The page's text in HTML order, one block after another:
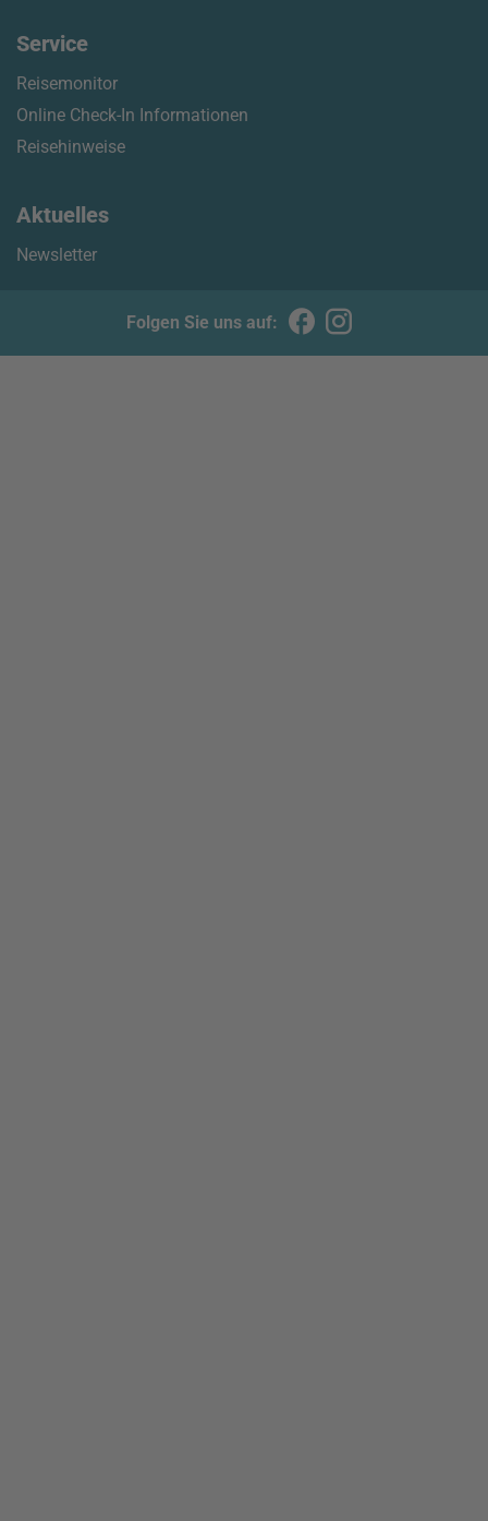
Service
Reisemonitor
Online Check-In Informationen
Reisehinweise
Aktuelles
Newsletter
Folgen Sie uns auf: